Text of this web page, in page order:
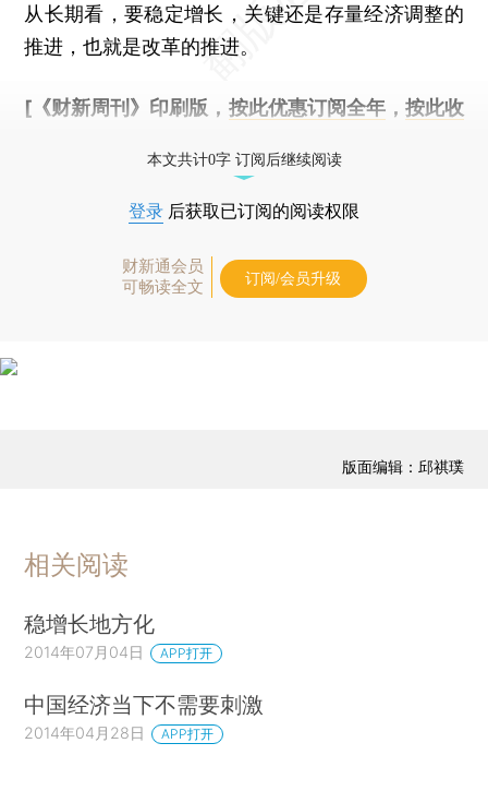
从长期看，要稳定增长，关键还是存量经济调整的
推进，也就是改革的推进。
[《财新周刊》印刷版， 按此优惠订阅全年， 按此收
本文共计0字 订阅后继续阅读
登录 后获取已订阅的阅读权限
财新通会员
可畅读全文
订阅/会员升级
版面编辑：邱祺璞
相关阅读
稳增长地方化
2014年07月04日 APP打开
中国经济当下不需要刺激
2014年04月28日 APP打开